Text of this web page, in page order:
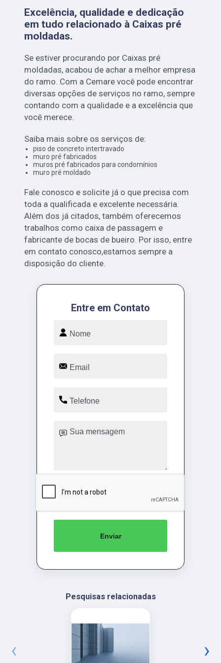
Excelência, qualidade e dedicação
em tudo relacionado à Caixas pré
moldadas.
Se estiver procurando por Caixas pré
moldadas, acabou de achar a melhor empresa
do ramo. Com a Cemare você pode encontrar
diversas opções de serviços no ramo, sempre
contando com a qualidade e a excelência que
você merece.
Saiba mais sobre os serviços de:
piso de concreto intertravado
muro pré fabricados
muros pré fabricados para condomínios
muro pré moldado
Fale conosco e solicite já o que precisa com
toda a qualificada e excelente necessária.
Além dos já citados, também oferecemos
trabalhos como caixa de passagem e
fabricante de bocas de bueiro. Por isso, entre
em contato conosco,estamos sempre a
disposição do cliente.
Entre em Contato
Enviar
Pesquisas relacionadas
‹ ›